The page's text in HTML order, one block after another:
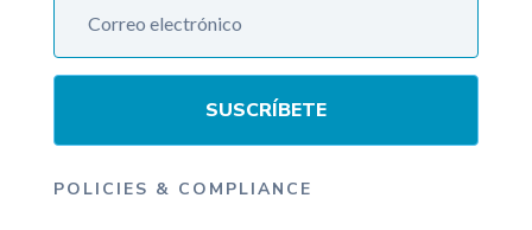
SUSCRÍBETE
POLICIES & COMPLIANCE